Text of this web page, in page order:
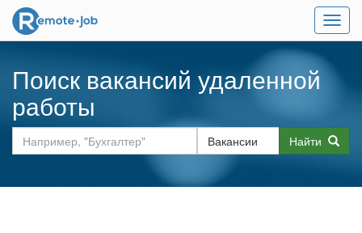
Меню
Поиск вакансий удаленной
работы
Найти